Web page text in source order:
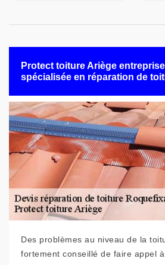
Protect toiture Ariège
spécialisée en réparation de
Des problèmes au niveau de la
fortement conseillé de faire appel